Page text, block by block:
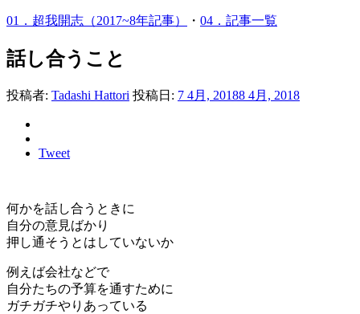
01．超我開志（2017~8年記事） ・ 04．記事一覧
話し合うこと
投稿者: Tadashi Hattori 投稿日: 7 4月, 20188 4月, 2018
Tweet
何かを話し合うときに
自分の意見ばかり
押し通そうとはしていないか
例えば会社などで
自分たちの予算を通すために
ガチガチやりあっている